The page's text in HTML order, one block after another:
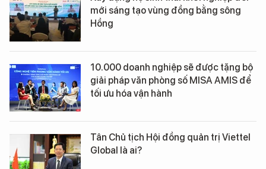
mới sáng tạo vùng đồng bằng sông
Hồng
10.000 doanh nghiệp sẽ được tặng bộ
giải pháp văn phòng số MISA AMIS để
tối ưu hóa vận hành
Tân Chủ tịch Hội đồng quản trị Viettel
Global là ai?